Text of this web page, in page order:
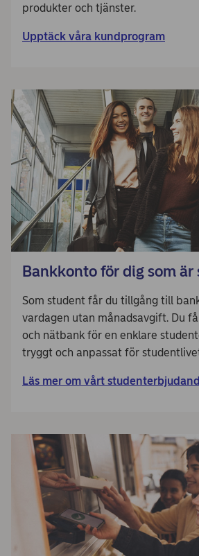
produkter och tjänster.
Upptäck våra kundprogram
Bankkonto för dig som
Som student får du tillgång till
vardagen utan månadsavgift. Du
och nätbank för en enklare
tryggt och anpassat för
Läs mer om vårt